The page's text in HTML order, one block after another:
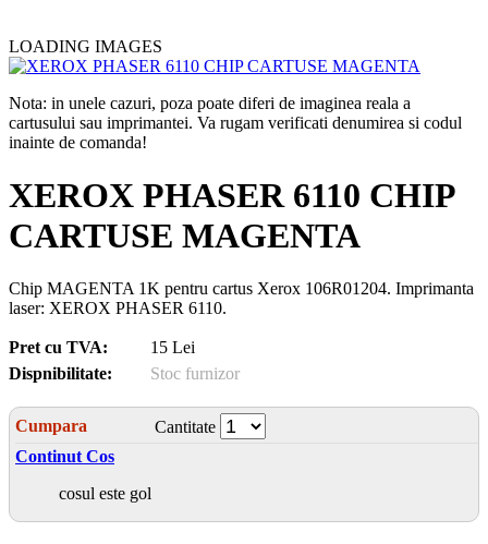
LOADING IMAGES
Nota: in unele cazuri, poza poate diferi de imaginea reala a
cartusului sau imprimantei. Va rugam verificati denumirea si codul
inainte de comanda!
XEROX PHASER 6110 CHIP
CARTUSE MAGENTA
Chip MAGENTA 1K pentru cartus Xerox 106R01204. Imprimanta
laser: XEROX PHASER 6110.
Pret cu TVA:
15 Lei
Dispnibilitate:
Stoc furnizor
Cumpara
Cantitate
Continut Cos
cosul este gol